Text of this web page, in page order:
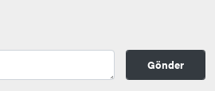
Gönder